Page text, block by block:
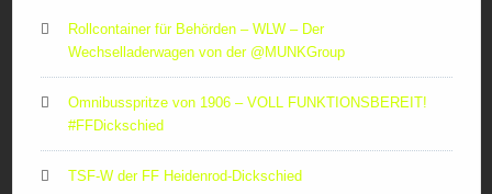
Rollcontainer für Behörden – WLW – Der
Wechselladerwagen von der ‪@MUNKGroup‬
Omnibusspritze von 1906 – VOLL FUNKTIONSBEREIT!
#FFDickschied
TSF-W der FF Heidenrod-Dickschied